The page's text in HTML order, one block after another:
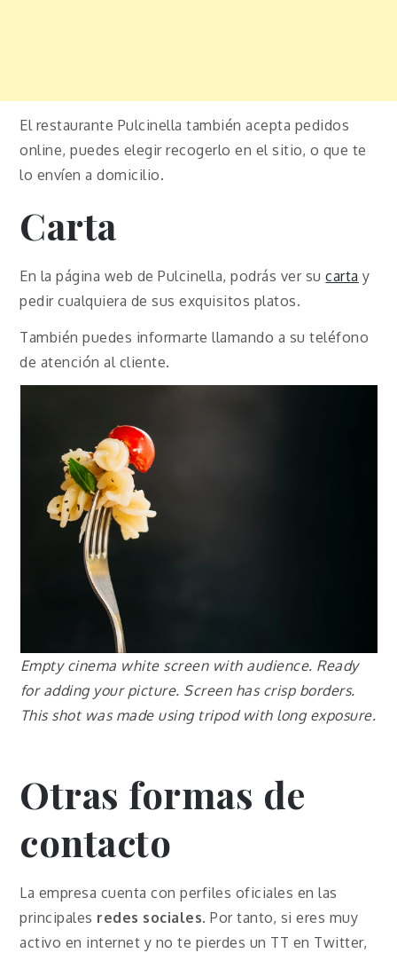
El restaurante Pulcinella también acepta pedidos
online, puedes elegir recogerlo en el sitio, o que te
lo envíen a domicilio.
Carta
En la página web de Pulcinella, podrás ver sucarta y
pedir cualquiera de sus exquisitos platos.
También puedes informarte llamando a su teléfono
de atención al cliente.
Empty cinema white screen with audience. Ready
for adding your picture. Screen has crisp borders.
This shot was made using tripod with long exposure.
Otras formas de
contacto
La empresa cuenta con perfiles oficiales en las
principales redes sociales. Por tanto, si eres muy
activo en internet y no te pierdes un TT en Twitter,